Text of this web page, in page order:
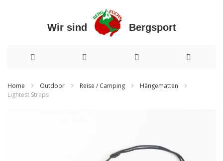
Wir sind Bergsport
zum
Home Outdoor Reise / Camping
Hängematten
Lightest Straps